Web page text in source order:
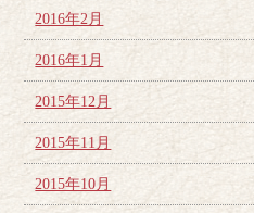
2016年2月
2016年1月
2015年12月
2015年11月
2015年10月